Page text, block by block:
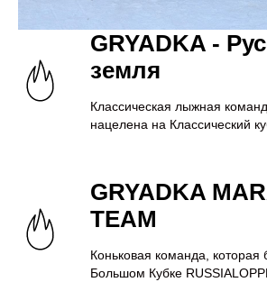
GRYADKA -
земля
Классическая лыжная
нацелена на Классический
GRYADKA
TEAM
Коньковая команда, которая
Большом Кубке